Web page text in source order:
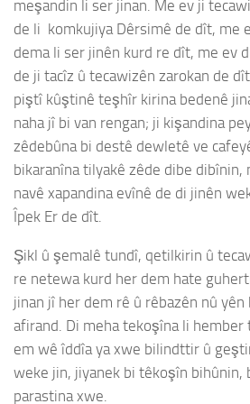
meşandin li ser jinan. Me ev ji
de li komkujiya Dêrsimê de dît, me
dema li ser jinên kurd re dît, me ev
de ji tacîz û tecawizên zarokan de
piştî kûştinê teşhîr kirina bedenê
naha jî bi van rengan; ji kişandina
zêdebûna bi destê dewletê ve
bikaranîna tilyakê zêde dibe dibînin,
navê xapandina evînê de di jinên
Îpek Er de dît.
Şikl û şemalê tundî, qetilkirin û
re netewa kurd her dem hate
jinan jî her dem rê û rêbazên nû
afirand. Di meha tekoşîna li hember
em wê îddîa ya xwe bilindttir û
weke jin, jiyanek bi têkoşîn bihûnin,
parastina xwe.